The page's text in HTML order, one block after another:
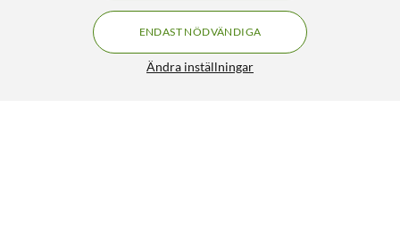
Ändra inställningar
ENDAST NÖDVÄNDIGA